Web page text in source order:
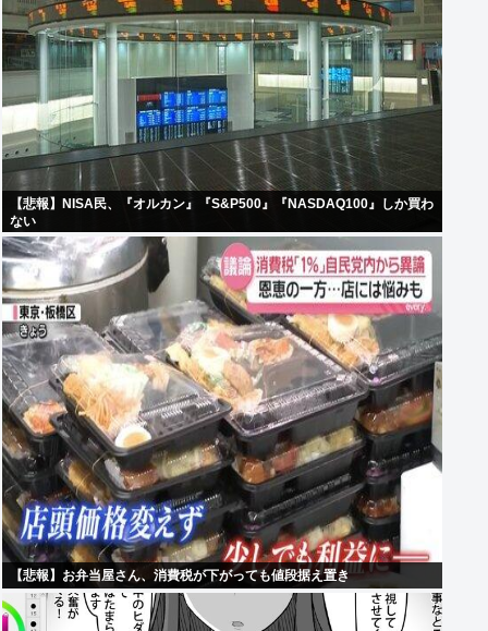
【悲報】NISA民、『オルカン』『S&P500』『NASDAQ100』しか買わ
ない
【悲報】お弁当屋さん、消費税が下がっても値段据え置き